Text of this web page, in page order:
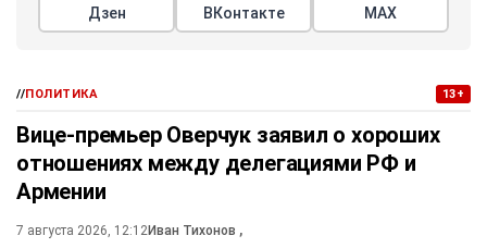
Дзен ВКонтакте МАХ
//ПОЛИТИКА 13+
Вице-премьер Оверчук заявил о хороших
отношениях между делегациями РФ и
Армении
7 августа 2026, 12:12Иван Тихонов ,